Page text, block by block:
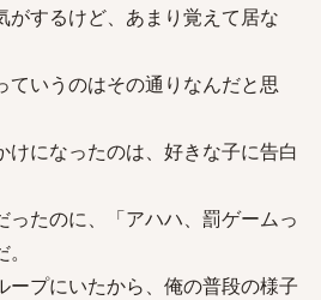
がするけど、あまり覚えて居な
ていうのはその通りなんだと思
けになったのは、好きな子に告白
ったのに、「アハハ、罰ゲームっ
ープにいたから、俺の普段の様子